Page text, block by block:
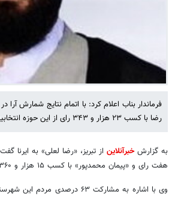
فرماندار بناب اعلام کرد: با اتمام نتایج شمارش
رضا با کسب ۲۳ هزار و ۳۴۳ رای از این حوزه انتخابیه راهی مجلس دوازدهم شد.
به گزارشخبرآنلاین
هفت رای و «پیمان محمدپور» با کسب ۱۵ هزار و ۳۶۰ رای به ترتیب رای های دوم و سوم را کسب کردند.
وی با اشاره به مشارکت ۶۳